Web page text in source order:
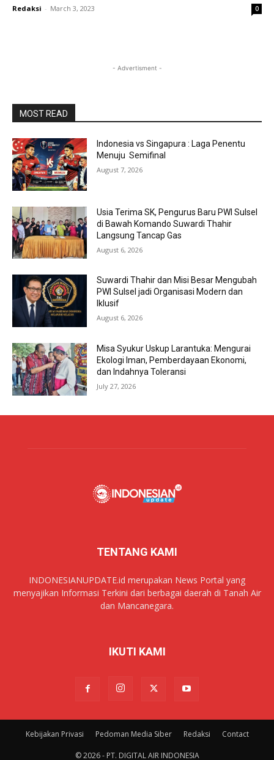
Redaksi - March 3, 2023 0
- Advertisment -
MOST READ
Indonesia vs Singapura : Laga Penentu
Menuju Semifinal
August 7, 2026
Usia Terima SK, Pengurus Baru PWI Sulsel
di Bawah Komando Suwardi Thahir
Langsung Tancap Gas
August 6, 2026
Suwardi Thahir dan Misi Besar Mengubah
PWI Sulsel jadi Organisasi Modern dan
Iklusif
August 6, 2026
Misa Syukur Uskup Larantuka: Mengurai
Ekologi Iman, Pemberdayaan Ekonomi,
dan Indahnya Toleransi
July 27, 2026
TENTANG KAMI
INDONESIANUPDATE.id merupakan News Portal yang
menyajikan Informasi Terkini dari berbagai daerah di Tanah Air
dan Mancanegara.
IKUTI KAMI
Kebijakan Privasi Pedoman Media Siber Redaksi Contact
© 2026 - PT. DIGITAL AIR INDONESIA